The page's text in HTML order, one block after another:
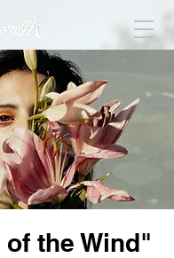
of the Wind"